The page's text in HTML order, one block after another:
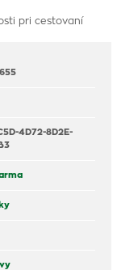
pri cestovaní
4D72-8D2E-